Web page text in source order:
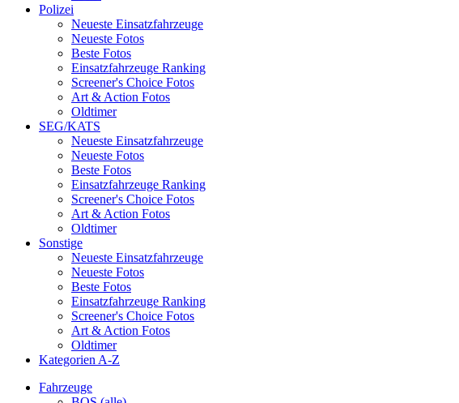
Polizei
Neueste Einsatzfahrzeuge
Neueste Fotos
Beste Fotos
Einsatzfahrzeuge Ranking
Screener's Choice Fotos
Art & Action Fotos
Oldtimer
SEG/KATS
Neueste Einsatzfahrzeuge
Neueste Fotos
Beste Fotos
Einsatzfahrzeuge Ranking
Screener's Choice Fotos
Art & Action Fotos
Oldtimer
Sonstige
Neueste Einsatzfahrzeuge
Neueste Fotos
Beste Fotos
Einsatzfahrzeuge Ranking
Screener's Choice Fotos
Art & Action Fotos
Oldtimer
Kategorien A-Z
Fahrzeuge